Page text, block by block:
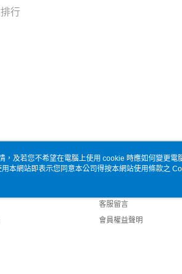
行
客服資訊
客服留言
會員權益聲明
及若您不希望在電腦上使用 cookie 時應如何變更電
本網站即表示您同意本公司得按本網站使用條款之